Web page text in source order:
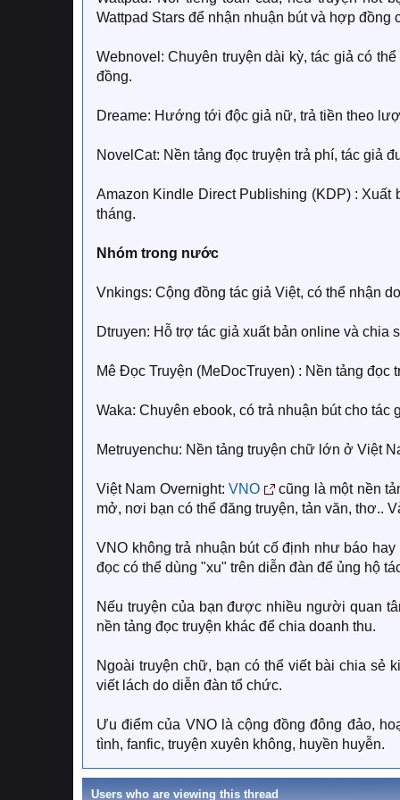
Wattpad Stars để nhận nhuận bút và hợp đồng
Webnovel: Chuyên truyện dài kỳ, tác giả có
đồng.
Dreame: Hướng tới độc giả nữ, trả tiền theo
NovelCat: Nền tảng đọc truyện trả phí, tác giả
Amazon Kindle Direct Publishing (KDP) :
tháng.
Nhóm trong nước​
Vnkings: Cộng đồng tác giả Việt, có thể nhận
Dtruyen: Hỗ trợ tác giả xuất bản online và chia
Mê Đọc Truyện (MeDocTruyen) : Nền tảng
Waka: Chuyên ebook, có trả nhuận bút cho tác
Metruyenchu: Nền tảng truyện chữ lớn ở Việt
Việt Nam Overnight:VNO
cũng là một nền
mở, nơi bạn có thể đăng truyện, tản văn, thơ..
VNO không trả nhuận bút cố định như báo
đọc có thể dùng "xu" trên diễn đàn để ủng hộ
Nếu truyện của bạn được nhiều người quan
nền tảng đọc truyện khác để chia doanh thu.
Ngoài truyện chữ, bạn có thể viết bài chia
viết lách do diễn đàn tổ chức.
Ưu điểm của VNO là cộng đồng đông đảo,
tình, fanfic, truyện xuyên không, huyền huyễn.
Users who are viewing this thread